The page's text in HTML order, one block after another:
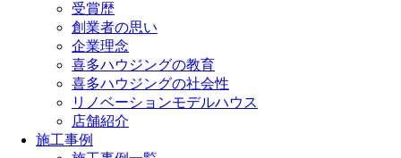
受賞歴
創業者の思い
企業理念
喜多ハウジングの教育
喜多ハウジングの社会性
リノベーションモデルハウス
店舗紹介
施工事例